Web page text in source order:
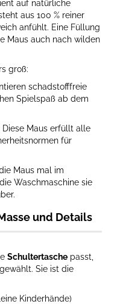
auf natürliche
aus 100 % reiner
anfühlt. Eine Füllung
Maus auch nach wilden
groß:
schadstofffreie
Spielspaß ab dem
Diese Maus erfüllt alle
für
Maus mal im
Waschmaschine sie
und Details
Schultertasche passt,
Sie ist die
Kinderhände)